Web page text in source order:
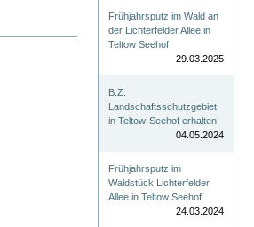
Frühjahrsputz im Wald an
der Lichterfelder Allee in
Teltow Seehof
29.03.2025
B.Z.
Landschaftsschutzgebiet
in Teltow-Seehof erhalten
04.05.2024
Frühjahrsputz im
Waldstück Lichterfelder
Allee in Teltow Seehof
24.03.2024